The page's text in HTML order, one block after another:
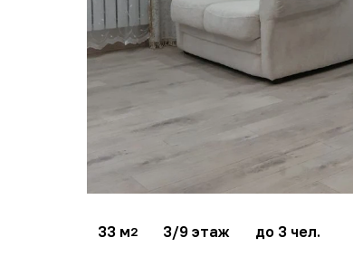
33 м2 3/9 этаж до 3 чел.